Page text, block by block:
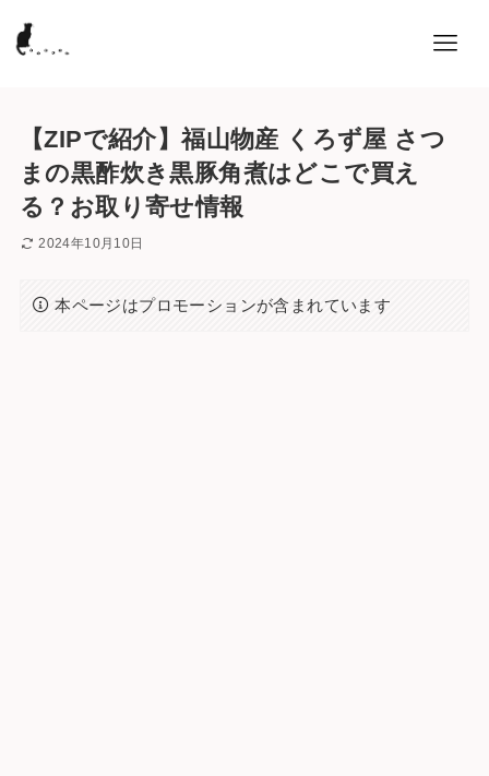
【ZIPで紹介】福山物産 くろず屋 さつ
まの黒酢炊き黒豚角煮はどこで買え
る？お取り寄せ情報
2024年10月10日
本ページはプロモーションが含まれています